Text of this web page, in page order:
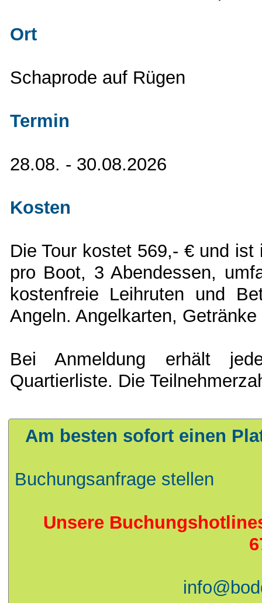
Ort
Schaprode auf Rügen
Termin
28.08. - 30.08.2026
Kosten
Die Tour kostet 569,- € und
pro Boot, 3 Abendessen,
kostenfreie Leihruten und
Angeln. Angelkarten,
Bei Anmeldung erhält
Quartierliste. Die
Am besten sofort einen
Buchungsanfrage stellen
Unsere